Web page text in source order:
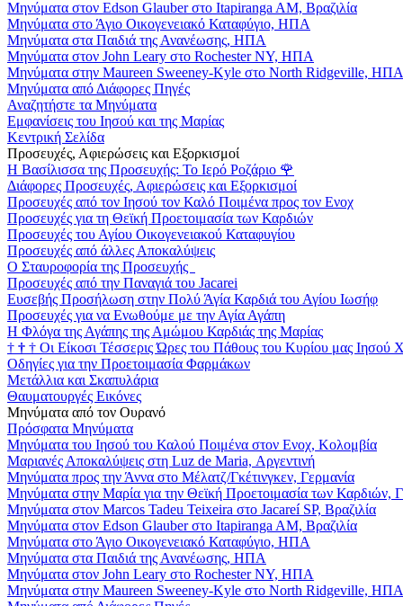
Μηνύματα στον Edson Glauber στο Itapiranga AM, Βραζιλία
Μηνύματα στο Άγιο Οικογενειακό Καταφύγιο, ΗΠΑ
Μηνύματα στα Παιδιά της Ανανέωσης, ΗΠΑ
Μηνύματα στον John Leary στο Rochester NY, ΗΠΑ
Μηνύματα στην Maureen Sweeney-Kyle στο North Ridgeville, ΗΠΑ
Μηνύματα από Διάφορες Πηγές
Αναζητήστε τα Μηνύματα
Εμφανίσεις του Ιησού και της Μαρίας
Κεντρική Σελίδα
Προσευχές, Αφιερώσεις και Εξορκισμοί
Η Βασίλισσα της Προσευχής: Το Ιερό Ροζάριο 🌹
Διάφορες Προσευχές, Αφιερώσεις και Εξορκισμοί
Προσευχές από τον Ιησού τον Καλό Ποιμένα προς τον Ενοχ
Προσευχές για τη Θεϊκή Προετοιμασία των Καρδιών
Προσευχές του Αγίου Οικογενειακού Καταφυγίου
Προσευχές από άλλες Αποκαλύψεις
Ο Σταυροφορία της Προσευχής
Προσευχές από την Παναγιά του Jacarei
Ευσεβής Προσήλωση στην Πολύ Άγία Καρδιά του Αγίου Ιωσήφ
Προσευχές για να Ενωθούμε με την Αγία Αγάπη
Η Φλόγα της Αγάπης της Αμώμου Καρδιάς της Μαρίας
† † † Οι Είκοσι Τέσσερις Ώρες του Πάθους του Κυρίου μας Ιησού
Οδηγίες για την Προετοιμασία Φαρμάκων
Μετάλλια και Σκαπυλάρια
Θαυματουργές Εικόνες
Μηνύματα από τον Ουρανό
Πρόσφατα Μηνύματα
Μηνύματα του Ιησού του Καλού Ποιμένα στον Ενοχ, Κολομβία
Μαριανές Αποκαλύψεις στη Luz de Maria, Αργεντινή
Μηνύματα προς την Άννα στο Μέλατζ/Γκέτινγκεν, Γερμανία
Μηνύματα στην Μαρία για την Θεϊκή Προετοιμασία των Καρδιών,
Μηνύματα στον Marcos Tadeu Teixeira στο Jacareí SP, Βραζιλία
Μηνύματα στον Edson Glauber στο Itapiranga AM, Βραζιλία
Μηνύματα στο Άγιο Οικογενειακό Καταφύγιο, ΗΠΑ
Μηνύματα στα Παιδιά της Ανανέωσης, ΗΠΑ
Μηνύματα στον John Leary στο Rochester NY, ΗΠΑ
Μηνύματα στην Maureen Sweeney-Kyle στο North Ridgeville, ΗΠΑ